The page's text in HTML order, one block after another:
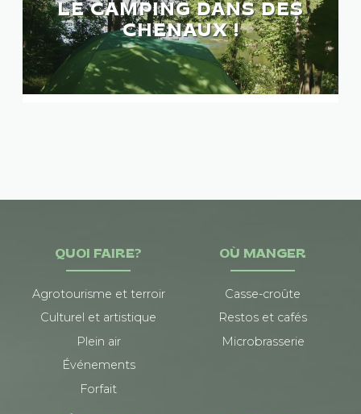
LE CAMPING DANS DES
CHENAUX !
QUOI FAIRE?
Agrotourisme et terroir
Culturel et artistique
Plein air
Événements
Forfait
OÙ MANGER
Casse-croûte
Restos et cafés
Microbrasserie